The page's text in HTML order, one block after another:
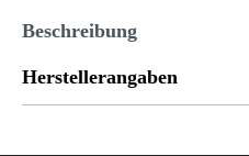
Beschreibung
Herstellerangaben